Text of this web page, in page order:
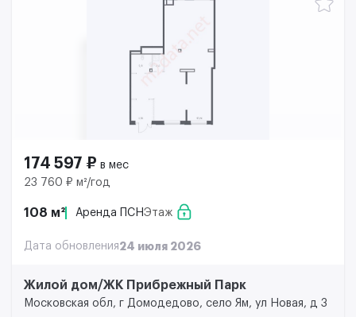
174 597 ₽ в мес
23 760 ₽ м²/год
108 м² Аренда ПСНЭтаж
Дата обновления24 июля 2026
Жилой дом/ЖК Прибрежный Парк
Московская обл, г Домодедово, село Ям, ул Новая, д 3